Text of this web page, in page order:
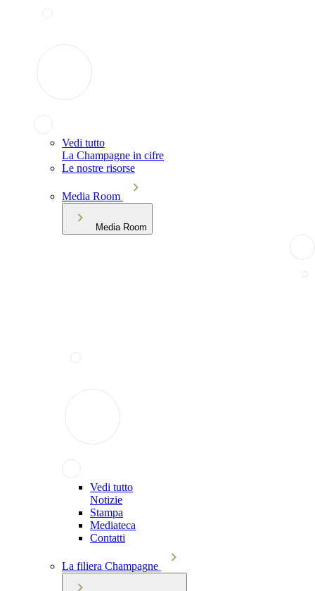
Vedi tutto
La Champagne in cifre
Le nostre risorse
Media Room
Media Room
Vedi tutto
Notizie
Stampa
Mediateca
Contatti
La filiera Champagne